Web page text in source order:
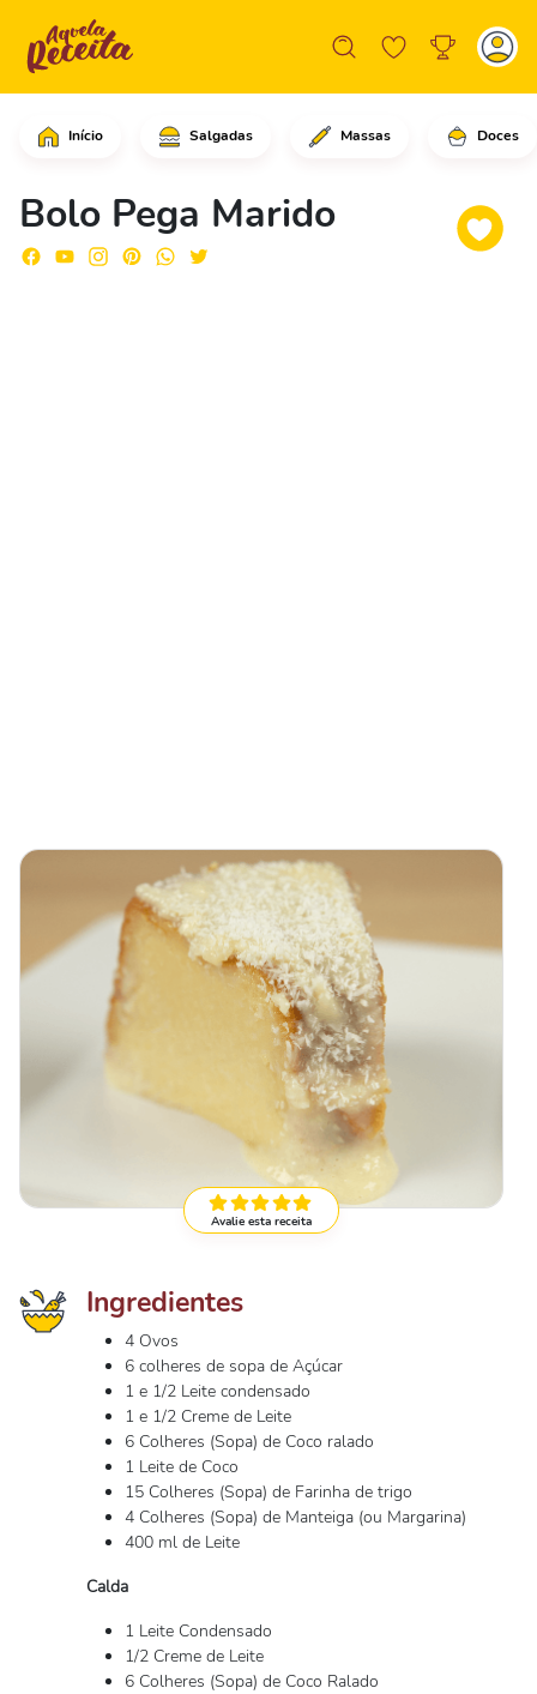
Início Salgadas Massas Doces
Bolo Pega Marido
No liquidificador coloque todos os
Avalie esta receita
Ingredientes
4 Ovos
6 colheres de sopa de Açúcar
1 e 1/2 Leite condensado
1 e 1/2 Creme de Leite
6 Colheres (Sopa) de Coco ralado
1 Leite de Coco
15 Colheres (Sopa) de Farinha de trigo
4 Colheres (Sopa) de Manteiga (ou Margarina)
400 ml de Leite
Calda
1 Leite Condensado
1/2 Creme de Leite
6 Colheres (Sopa) de Coco Ralado